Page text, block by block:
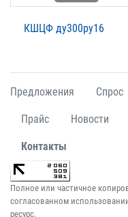
КШЦФ ду300ру16
Предложения Спрос
Прайс Новости
Контакты
Полное или частичное
согласованном
ресурс.